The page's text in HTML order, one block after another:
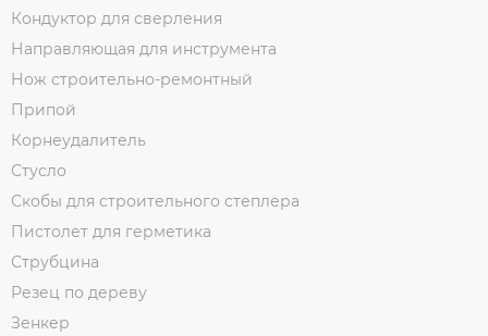
Кондуктор для сверления
Направляющая для инструмента
Нож строительно-ремонтный
Припой
Корнеудалитель
Стусло
Скобы для строительного степлера
Пистолет для герметика
Струбцина
Резец по дереву
Зенкер